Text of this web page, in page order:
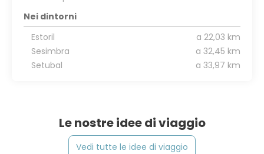
Nei dintorni
Estoril
a 22,03 km
Sesimbra
a 32,45 km
Setubal
a 33,97 km
Le nostre idee di viaggio
Vedi tutte le idee di viaggio